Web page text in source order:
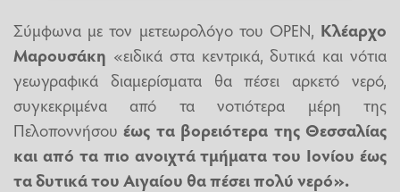
Σύμφωνα με τον μετεωρολόγο του OPEN, Κλέαρχο
Μαρουσάκη «ειδικά στα κεντρικά, δυτικά και νότια
γεωγραφικά διαμερίσματα θα πέσει αρκετό νερό,
συγκεκριμένα από τα νοτιότερα μέρη της
Πελοποννήσουέως τα βορειότερα της Θεσσαλίας
και από τα πιο ανοιχτά τμήματα του Ιονίου έως
τα δυτικά του Αιγαίου θα πέσει πολύ νερό».